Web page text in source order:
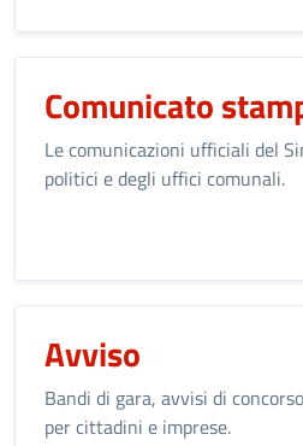
Comunicato
Le comunicazioni ufficiali del
politici e degli uffici comunali.
Avviso
Bandi di gara, avvisi di
per cittadini e imprese.